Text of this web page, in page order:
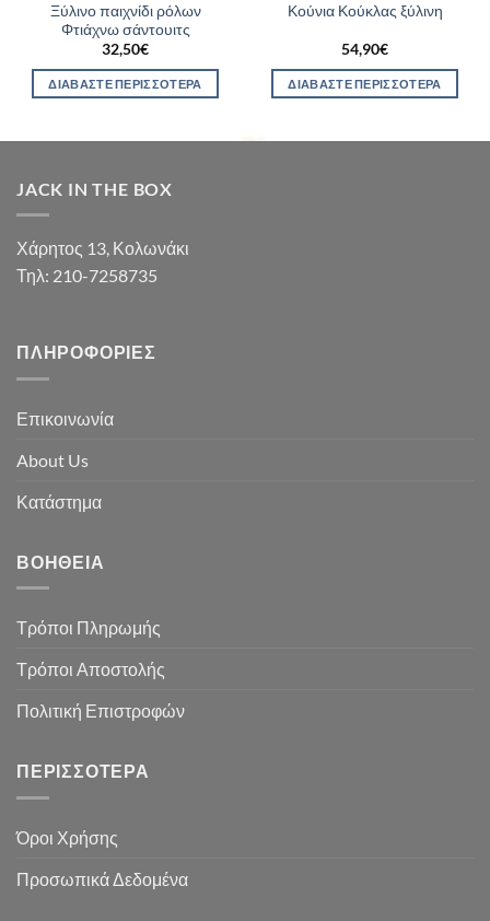
Ξύλινο παιχνίδι ρόλων
Φτιάχνω σάντουιτς
32,50€
ΔΙΑΒΆΣΤΕ ΠΕΡΙΣΣΌΤΕΡΑ
Κούνια Κούκλας ξύλινη
54,90€
ΔΙΑΒΆΣΤΕ ΠΕΡΙΣΣΌΤΕΡΑ
JACK IN THE BOX
Χάρητος 13, Κολωνάκι
Τηλ: 210-7258735
ΠΛΗΡΟΦΟΡΊΕΣ
Επικοινωνία
About Us
Κατάστημα
ΒΟΉΘΕΙΑ
Τρόποι Πληρωμής
Τρόποι Αποστολής
Πολιτική Επιστροφών
ΠΕΡΙΣΣΌΤΕΡΑ
Όροι Χρήσης
Προσωπικά Δεδομένα